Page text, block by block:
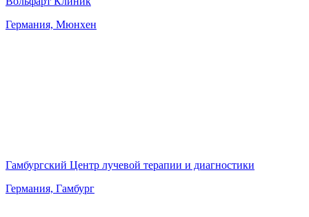
Германия, Мюнхен
Гамбургский Центр лучевой терапии и диагностики
Германия, Гамбург